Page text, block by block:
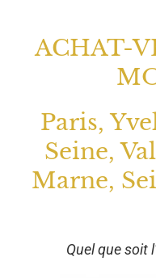
ACHAT-
Paris,
Seine,
Marne,
Quel que soit